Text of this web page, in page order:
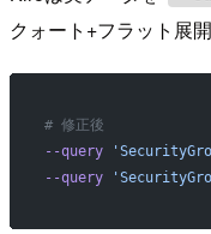
クォート+フラット展
# 修正後
--query
--query